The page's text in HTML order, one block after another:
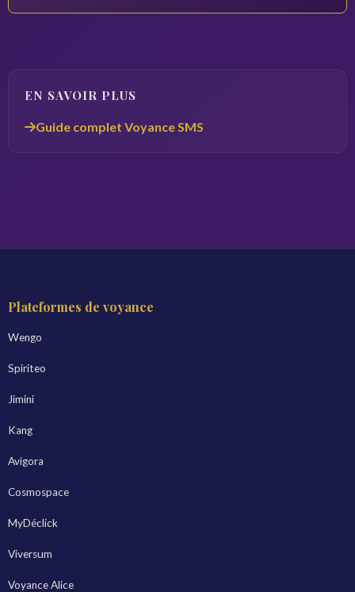
EN SAVOIR PLUS
Guide complet Voyance SMS
Plateformes de voyance
Wengo
Spiriteo
Jimini
Kang
Avigora
Cosmospace
MyDéclick
Viversum
Voyance Alice